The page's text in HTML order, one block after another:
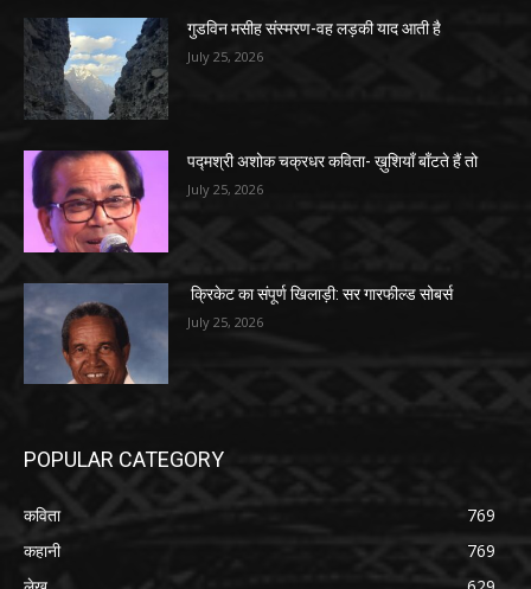
गुडविन मसीह संस्मरण-वह लड़की याद आती है
July 25, 2026
पद्मश्री अशोक चक्रधर कविता- ख़ुशियाँ बाँटते हैं तो
July 25, 2026
क्रिकेट का संपूर्ण खिलाड़ी: सर गारफील्ड सोबर्स
July 25, 2026
POPULAR CATEGORY
कविता
769
कहानी
769